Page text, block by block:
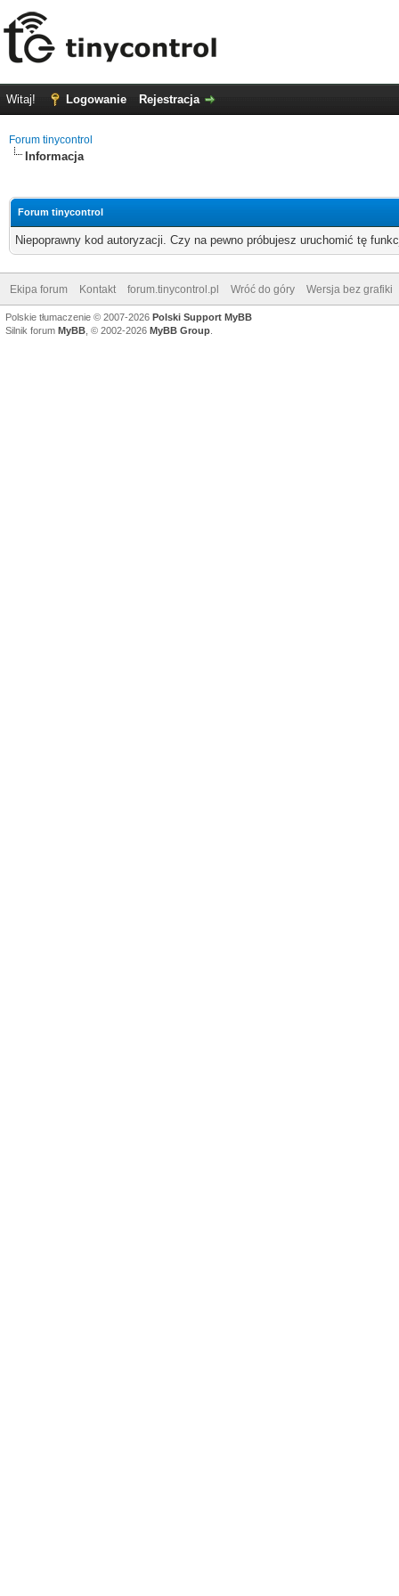
Witaj! Logowanie Rejestracja
Forum tinycontrol
Informacja
Forum tinycontrol
Niepoprawny kod autoryzacji. Czy na pewno próbujesz uruchomić tę
Ekipa forum Kontakt forum.tinycontrol.pl Wróć do góry Wersja bez grafiki
Polskie tłumaczenie © 2007-2026 Polski Support MyBB
Silnik forum MyBB , © 2002-2026 MyBB Group